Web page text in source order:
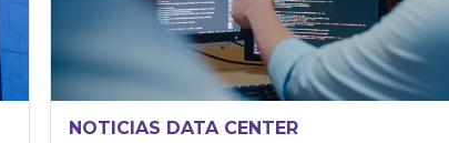
NOTICIAS DATA CENTER